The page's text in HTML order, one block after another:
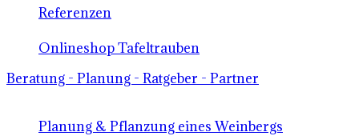
Referenzen
Onlineshop Tafeltrauben
Beratung - Planung - Ratgeber - Partner
Planung & Pflanzung eines Weinbergs